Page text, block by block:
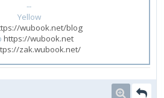
--
Yellow
wubook.net/blog
https://wubook.net
zak.wubook.net/